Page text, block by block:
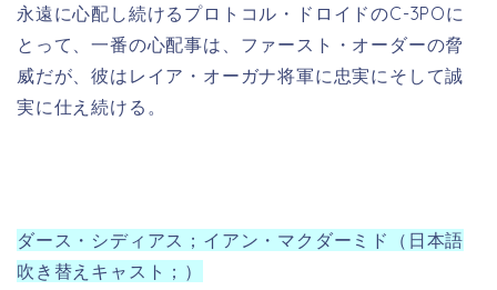
永遠に心配し続けるプロトコル・ドロイドのC-3POに
とって、一番の心配事は、ファースト・オーダーの脅
威だが、彼はレイア・オーガナ将軍に忠実にそして誠
実に仕え続ける。
ダース・シディアス；イアン・マクダーミド（日本語
吹き替えキャスト；）